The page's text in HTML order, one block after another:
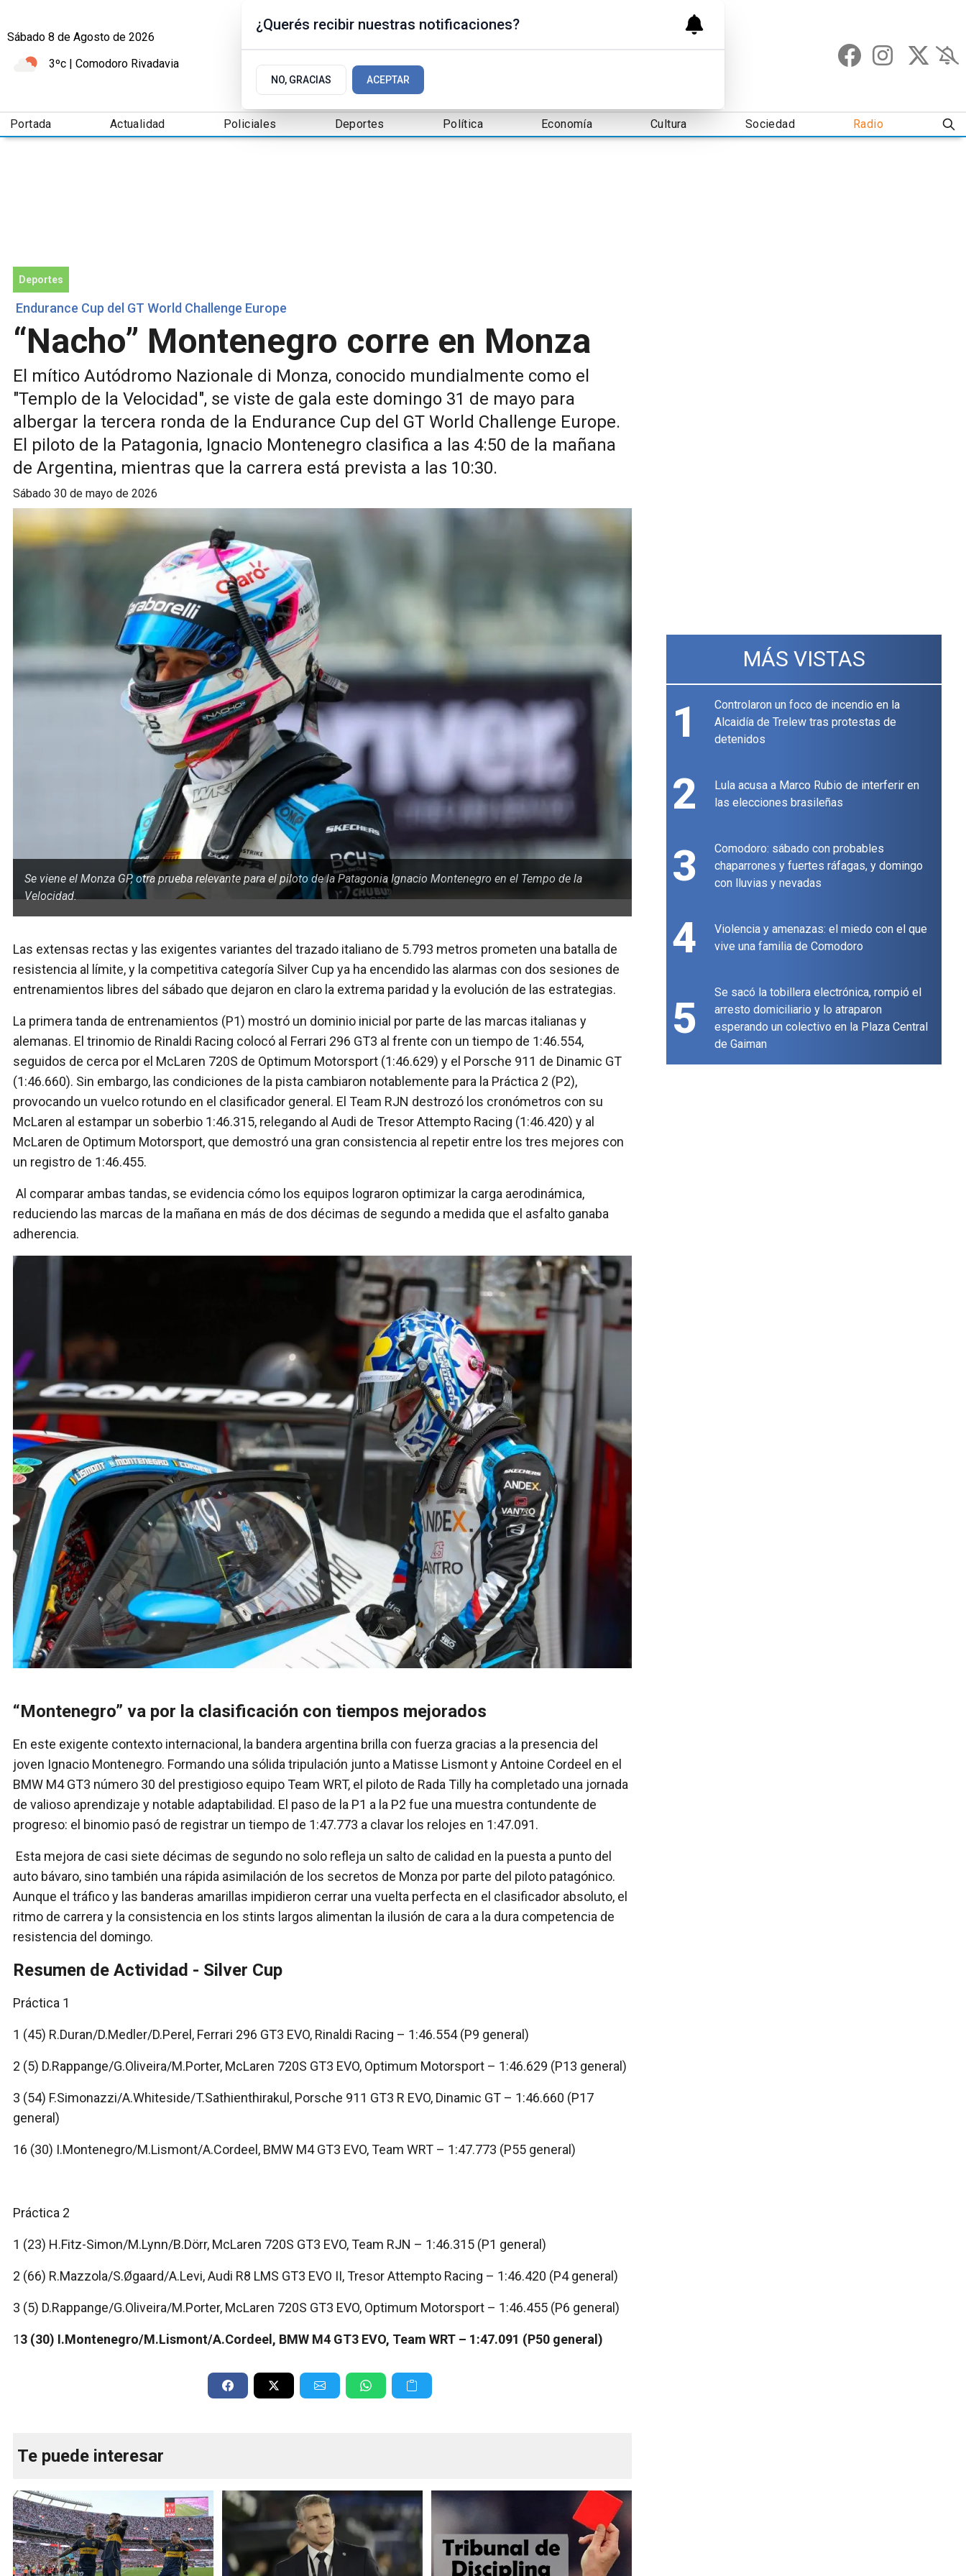
Sábado 8 de Agosto de 2026
3ºc | Comodoro Rivadavia
Portada Actualidad Policiales Deportes Política Economía Cultura Sociedad Radio
Deportes
Endurance Cup del GT World Challenge Europe
“Nacho” Montenegro corre en Monza
El mítico Autódromo Nazionale di Monza, conocido mundialmente como el
"Templo de la Velocidad", se viste de gala este domingo 31 de mayo para
albergar la tercera ronda de la Endurance Cup del GT World Challenge Europe.
El piloto de la Patagonia, Ignacio Montenegro clasifica a las 4:50 de la mañana
de Argentina, mientras que la carrera está prevista a las 10:30.
sábado 30 de mayo de 2026
Se viene el Monza GP, otra prueba relevante para el piloto de la Patagonia Ignacio Montenegro en el Tempo de la
Velocidad.
Las extensas rectas y las exigentes variantes del trazado italiano de 5.793 metros prometen una batalla de
resistencia al límite, y la competitiva categoría Silver Cup ya ha encendido las alarmas con dos sesiones de
entrenamientos libres del sábado que dejaron en claro la extrema paridad y la evolución de las estrategias.
La primera tanda de entrenamientos (P1) mostró un dominio inicial por parte de las marcas italianas y
alemanas. El trinomio de Rinaldi Racing colocó al Ferrari 296 GT3 al frente con un tiempo de 1:46.554,
seguidos de cerca por el McLaren 720S de Optimum Motorsport (1:46.629) y el Porsche 911 de Dinamic GT
(1:46.660). Sin embargo, las condiciones de la pista cambiaron notablemente para la Práctica 2 (P2),
provocando un vuelco rotundo en el clasificador general. El Team RJN destrozó los cronómetros con su
McLaren al estampar un soberbio 1:46.315, relegando al Audi de Tresor Attempto Racing (1:46.420) y al
McLaren de Optimum Motorsport, que demostró una gran consistencia al repetir entre los tres mejores con
un registro de 1:46.455.
Al comparar ambas tandas, se evidencia cómo los equipos lograron optimizar la carga aerodinámica,
reduciendo las marcas de la mañana en más de dos décimas de segundo a medida que el asfalto ganaba
adherencia.
“Montenegro” va por la clasificación con tiempos mejorados
En este exigente contexto internacional, la bandera argentina brilla con fuerza gracias a la presencia del
joven Ignacio Montenegro. Formando una sólida tripulación junto a Matisse Lismont y Antoine Cordeel en el
BMW M4 GT3 número 30 del prestigioso equipo Team WRT, el piloto de Rada Tilly ha completado una jornada
de valioso aprendizaje y notable adaptabilidad. El paso de la P1 a la P2 fue una muestra contundente de
progreso: el binomio pasó de registrar un tiempo de 1:47.773 a clavar los relojes en 1:47.091.
Esta mejora de casi siete décimas de segundo no solo refleja un salto de calidad en la puesta a punto del
auto bávaro, sino también una rápida asimilación de los secretos de Monza por parte del piloto patagónico.
Aunque el tráfico y las banderas amarillas impidieron cerrar una vuelta perfecta en el clasificador absoluto, el
ritmo de carrera y la consistencia en los stints largos alimentan la ilusión de cara a la dura competencia de
resistencia del domingo.
Resumen de Actividad - Silver Cup
Práctica 1
1 (45) R.Duran/D.Medler/D.Perel, Ferrari 296 GT3 EVO, Rinaldi Racing – 1:46.554 (P9 general)
2 (5) D.Rappange/G.Oliveira/M.Porter, McLaren 720S GT3 EVO, Optimum Motorsport – 1:46.629 (P13 general)
3 (54) F.Simonazzi/A.Whiteside/T.Sathienthirakul, Porsche 911 GT3 R EVO, Dinamic GT – 1:46.660 (P17
general)
16 (30) I.Montenegro/M.Lismont/A.Cordeel, BMW M4 GT3 EVO, Team WRT – 1:47.773 (P55 general)
Práctica 2
1 (23) H.Fitz-Simon/M.Lynn/B.Dörr, McLaren 720S GT3 EVO, Team RJN – 1:46.315 (P1 general)
2 (66) R.Mazzola/S.Øgaard/A.Levi, Audi R8 LMS GT3 EVO II, Tresor Attempto Racing – 1:46.420 (P4 general)
3 (5) D.Rappange/G.Oliveira/M.Porter, McLaren 720S GT3 EVO, Optimum Motorsport – 1:46.455 (P6 general)
13 (30) I.Montenegro/M.Lismont/A.Cordeel, BMW M4 GT3 EVO, Team WRT – 1:47.091 (P50 general)
Te puede interesar
MÁS VISTAS
1
Controlaron un foco de incendio en la
Alcaidía de Trelew tras protestas de
detenidos
2
Lula acusa a Marco Rubio de interferir en
las elecciones brasileñas
3
Comodoro: sábado con probables
chaparrones y fuertes ráfagas, y domingo
con lluvias y nevadas
4
Violencia y amenazas: el miedo con el que
vive una familia de Comodoro
5
Se sacó la tobillera electrónica, rompió el
arresto domiciliario y lo atraparon
esperando un colectivo en la Plaza Central
de Gaiman
¿Querés recibir nuestras notificaciones?
NO, GRACIAS ACEPTAR